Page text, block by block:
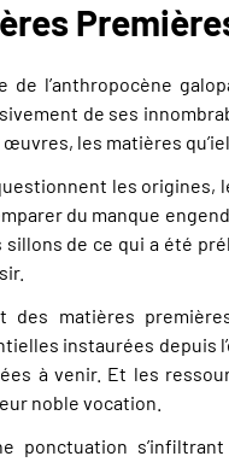
de l’anthropocène
de ses
les matières
les origines,
du manque
sillons de ce qui a été
des matières
instaurées depuis
à venir. Et les
noble vocation.
ponctuation